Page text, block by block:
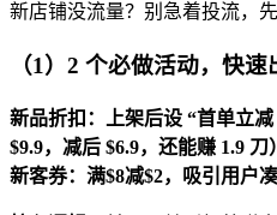
新店铺没流量？别急着投流，
（1）2 个必做活动，快速
新品折扣：上架后设 “首单立
$9.9，减后 $6.9，还能赚 1.9 刀）
新客券：满$8减$2，吸引用户